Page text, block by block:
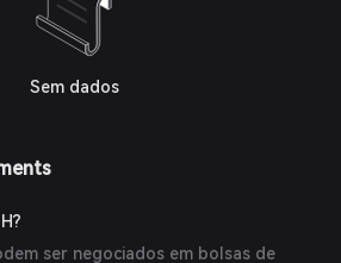
Sem dados
ser negociados em bolsas de